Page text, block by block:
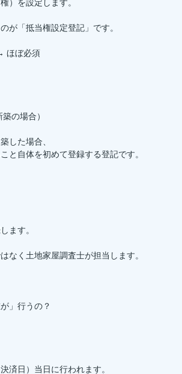
）を設定します。
が「抵当権設定登記」です。
ほぼ必須
の場合）
した場合、
と自体を初めて登録する登記です。
ます。
なく土地家屋調査士が担当します。
」行うの？
済日）当日に行われます。